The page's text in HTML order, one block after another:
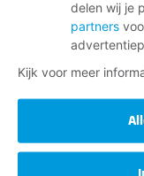
delen wij je
partners
Kijk voor meer